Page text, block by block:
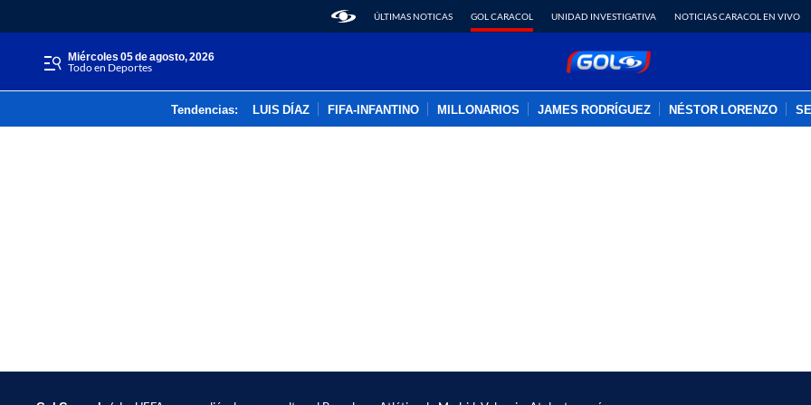
ÚLTIMAS NOTICAS GOL CARACOL UNIDAD INVESTIGATIVA NOTICIAS CARACOL EN VIVO
miércoles 05 de agosto, 2026
Todo en Deportes
Tendencias: LUIS DÍAZ FIFA-INFANTINO MILLONARIOS JAMES RODRÍGUEZ NÉSTOR LORENZO